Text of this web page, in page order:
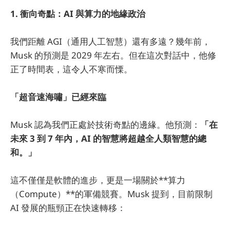
1. 衝向奇點：AI 與算力的地緣政治
我們距離 AGI（通用人工智慧）還有多遠？幾年前，
Musk 的預測是 2029 年左右。但在這次對話中，他修
正了時間表，這令人不寒而慄。
「超音速海嘯」已經來臨
Musk 認為我們正處於技術奇點的邊緣。他預測：
「在
未來 3 到 7 年內，AI 的智慧將超越全人類智慧的總
和。」
這不僅僅是軟體的進步，更是一場關於**算力
（Compute）**的軍備競賽。Musk 提到，目前限制
AI 發展的瓶頸正在快速轉移：